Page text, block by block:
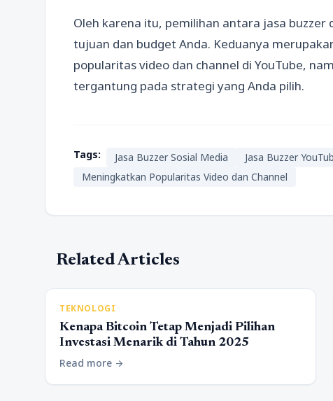
Oleh karena itu, pemilihan antara jasa
tujuan dan budget Anda. Keduanya
popularitas video dan channel di YouTube,
tergantung pada strategi yang Anda pilih.
Tags: Jasa Buzzer Sosial Media
Jasa Buzzer
Meningkatkan Popularitas Video dan Channel
Related Articles
TEKNOLOGI
Kenapa Bitcoin Tetap Menjadi Pilihan
Investasi Menarik di Tahun 2025
Read more arrow_forward